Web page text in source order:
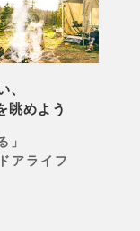
、
眺めよう
」
アライフ